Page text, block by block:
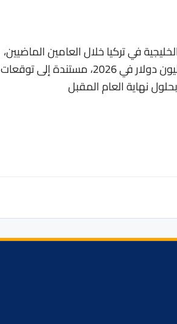
في تركيا خلال العامين الماضيين،
مرشحة لمزيد من الانخفاض إلى 1.1 مليار دولار عام 2025، و920 مليون دولار في 2026، مستندة إلى توقعات